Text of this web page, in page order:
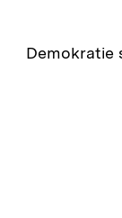
Zur
Demokratie